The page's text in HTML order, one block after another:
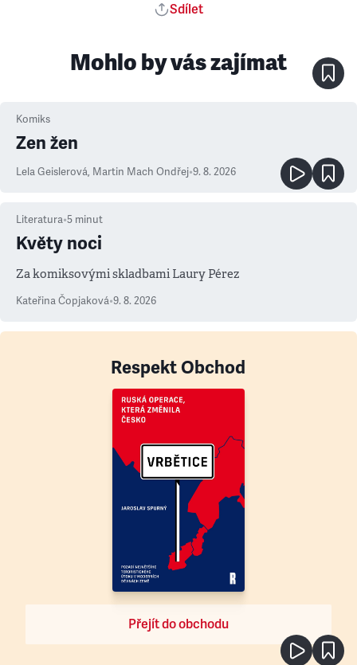
Sdílet
Mohlo by vás zajímat
Komiks
Zen žen
Lela Geislerová, Martin Mach Ondřej•9. 8. 2026
Literatura•5 minut
Květy noci
Za komiksovými skladbami Laury Pérez
Kateřina Čopjaková•9. 8. 2026
Respekt Obchod
Přejít do obchodu